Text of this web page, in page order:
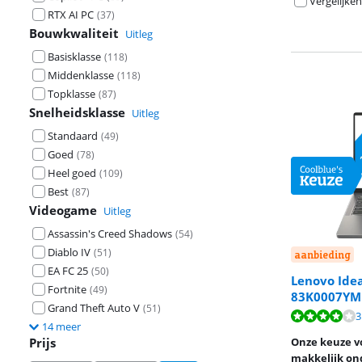
RTX AI PC (37)
Bouwkwaliteit Uitleg
Basisklasse (118)
Middenklasse (118)
Topklasse (87)
Snelheidsklasse Uitleg
Standaard (49)
Goed (78)
Heel goed (109)
Best (87)
Videogame Uitleg
Assassin's Creed Shadows (54)
Diablo IV (51)
EA FC 25 (50)
Fortnite (49)
Grand Theft Auto V (51)
14 meer
Prijs
aanbieding
Lenovo
Beoordeling is
Onze keuze
makkelijk
Beoordeling is
Beoordeling is